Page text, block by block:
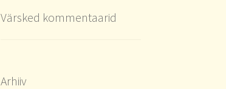
Värsked kommentaarid
Arhiiv